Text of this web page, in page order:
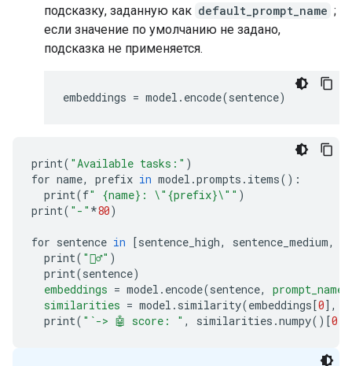
подсказку, заданную как default_prompt_name ;
если значение по умолчанию не задано,
подсказка не применяется.
embeddings = model . encode(sentence)
print( "Available tasks:" )
for name, prefix in model .prompts . items():
  print
(f" {name}: \" {prefix}\" " )
print( "-" *80)
for sentence in [sentence_high, sentence_medium,
  print
( "🙋‍♂️" )
  print
(sentence)
embeddings = model . encode(sentence, prompt_name
similarities = model . similarity(embeddings[0],
  print
( "`-> 🤖 score: " , similarities .numpy()[0